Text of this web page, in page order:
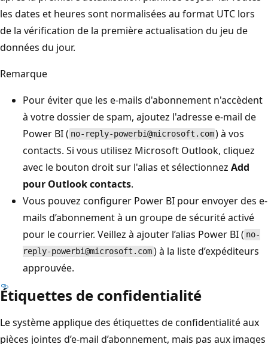
les dates et heures sont normalisées au format UTC lors
de la vérification de la première actualisation du jeu de
données du jour.
Remarque
Pour éviter que les e-mails d'abonnement n'accèdent
à votre dossier de spam, ajoutez l'adresse e-mail de
Power BI ( no-reply-powerbi@microsoft.com) à vos
contacts. Si vous utilisez Microsoft Outlook, cliquez
avec le bouton droit sur l'alias et sélectionnez Add
pour Outlook contacts.
Vous pouvez configurer Power BI pour envoyer des e-
mails d’abonnement à un groupe de sécurité activé
pour le courrier. Veillez à ajouter l’alias Power BI ( no-
reply-powerbi@microsoft.com) à la liste d’expéditeurs
approuvée.
Étiquettes de confidentialité
Le système applique des étiquettes de confidentialité aux
pièces jointes d’e-mail d’abonnement, mais pas aux images